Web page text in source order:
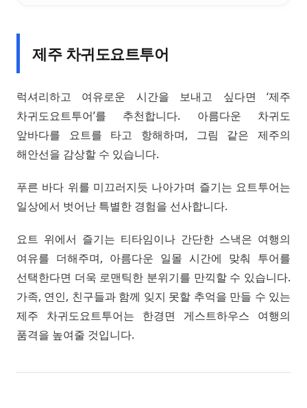
제주 차귀도요트투어
럭셔리하고 여유로운 시간을 보내고 싶다면 ‘제주
차귀도요트투어’를 추천합니다. 아름다운 차귀도
앞바다를 요트를 타고 항해하며, 그림 같은 제주의
해안선을 감상할 수 있습니다.
푸른 바다 위를 미끄러지듯 나아가며 즐기는 요트투어는
일상에서 벗어난 특별한 경험을 선사합니다.
요트 위에서 즐기는 티타임이나 간단한 스낵은 여행의
여유를 더해주며, 아름다운 일몰 시간에 맞춰 투어를
선택한다면 더욱 로맨틱한 분위기를 만끽할 수 있습니다.
가족, 연인, 친구들과 함께 잊지 못할 추억을 만들 수 있는
제주 차귀도요트투어는 한경면 게스트하우스 여행의
품격을 높여줄 것입니다.